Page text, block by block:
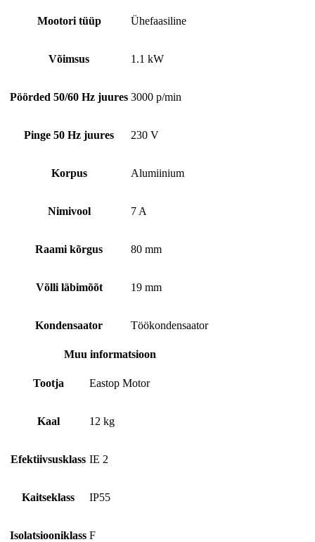
Mootori tüüp Ühefaasiline
Võimsus 1.1 kW
Pöörded 50/60 Hz juures 3000 p/min
Pinge 50 Hz juures 230 V
Korpus Alumiinium
Nimivool 7 A
Raami kõrgus 80 mm
Võlli läbimõõt 19 mm
Kondensaator Töökondensaator
Muu informatsioon
Tootja Eastop Motor
Kaal 12 kg
Efektiivsusklass IE 2
Kaitseklass IP55
Isolatsiooniklass F